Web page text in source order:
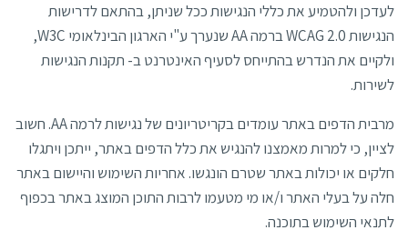
לעדכן ולהטמיע את כללי הנגישות ככל שניתן, בהתאם לדרישות
הנגישות WCAG 2.0 ברמה AA שנערך ע"י הארגון הבינלאומי W3C,
ולקיים את הנדרש בהתייחס לסעיף האינטרנט ב- תקנות הנגישות
לשירות.
מרבית הדפים באתר עומדים בקריטריונים של נגישות לרמה AA. חשוב
לציין, כי למרות מאמצנו להנגיש את כלל הדפים באתר, ייתכן ויתגלו
חלקים או יכולות באתר שטרם הונגשו. אחריות השימוש והיישום באתר
חלה על בעלי האתר ו/או מי מטעמו לרבות התוכן המוצג באתר בכפוף
לתנאי השימוש בתוכנה.